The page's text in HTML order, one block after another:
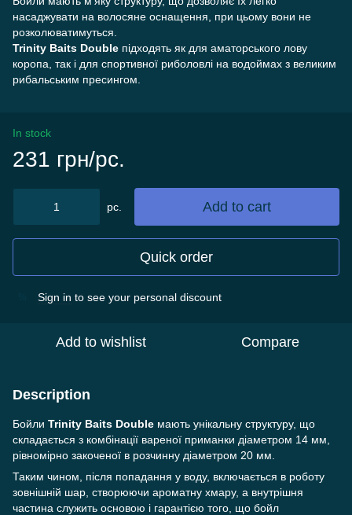
насаджувати на волосяне оснащення, при цьому вони не
розколюватимуться.
Trinity Baits Double підходять як для аматорського лову
коропа, так і для спортивної риболовлі на водоймах з великим
рибальським пресингом.
In stock
231 грн/pc.
pc. Add to cart
Quick order
Sign in to see your personal discount
Add to wishlist Compare
Description
Бойли Trinity Baits Double мають унікальну структуру, що
складається з комбінації вареної приманки діаметром 14 мм,
рівномірно закоченої в розчинну діаметром 20 мм.
Таким чином, після попадання у воду, включається в роботу
зовнішній шар, створюючи ароматну хмару, а внутрішня
частина служить основою і гарантією того, що бойл